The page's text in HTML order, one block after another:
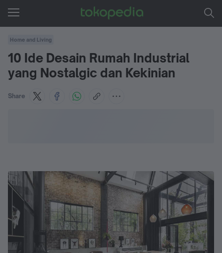
Home and Living
10 Ide Desain Rumah Industrial
yang Nostalgic dan Kekinian
Share